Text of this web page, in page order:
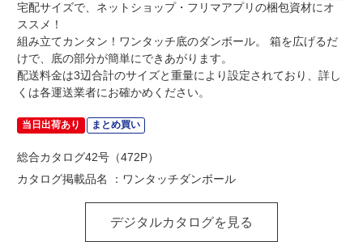
宅配サイズで、ネットショップ・フリマアプリの梱包資材にオ
ススメ！
組み立てカンタン！ワンタッチ底のダンボール。 箱を広げるだ
けで、底の部分が簡単にできあがります。
配送料金は3辺合計のサイズと重量により設定されており、詳し
くは各運送業者にお確かめください。
当日出荷あり まとめ買い
総合カタログ42号（472P）
カタログ掲載品名 ：ワンタッチダンボール
デジタルカタログを見る